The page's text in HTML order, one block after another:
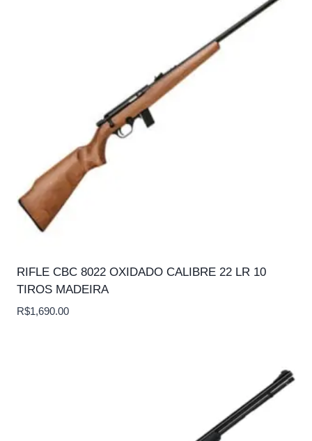
RIFLE CBC 8022 OXIDADO CALIBRE 22 LR 10
TIROS MADEIRA
R$1,690.00